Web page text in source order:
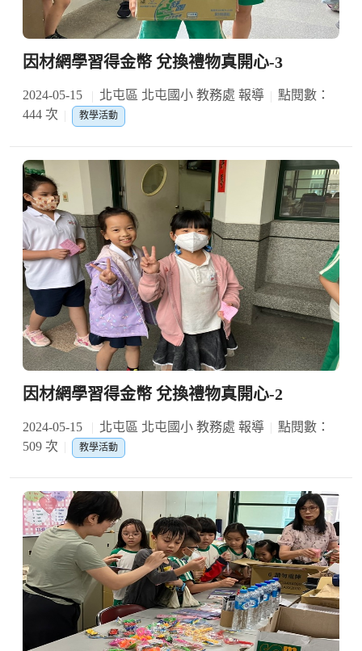
因材網學習得金幣 兌換禮物真開心-3
2024-05-15 北屯區 北屯國小 教務處 報導
點閱數：
444 次
教學活動
因材網學習得金幣 兌換禮物真開心-2
2024-05-15 北屯區 北屯國小 教務處 報導
點閱數：
509 次
教學活動